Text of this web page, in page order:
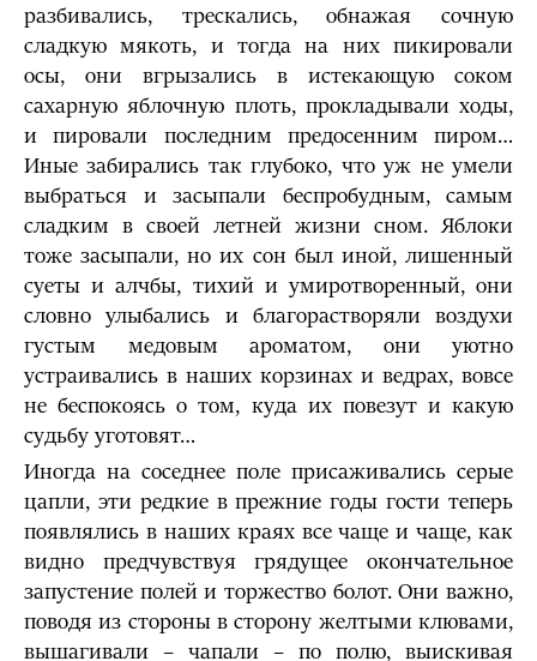
разбивались, трескались, обнажая сочную
сладкую мякоть, и тогда на них пикировали
осы, они вгрызались в истекающую соком
сахарную яблочную плоть, прокладывали ходы,
и пировали последним предосенним пиром…
Иные забирались так глубоко, что уж не умели
выбраться и засыпали беспробудным, самым
сладким в своей летней жизни сном. Яблоки
тоже засыпали, но их сон был иной, лишенный
суеты и алчбы, тихий и умиротворенный, они
словно улыбались и благорастворяли воздухи
густым медовым ароматом, они уютно
устраивались в наших корзинах и ведрах, вовсе
не беспокоясь о том, куда их повезут и какую
судьбу уготовят…
Иногда на соседнее поле присаживались серые
цапли, эти редкие в прежние годы гости теперь
появлялись в наших краях все чаще и чаще, как
видно предчувствуя грядущее окончательное
запустение полей и торжество болот. Они важно,
поводя из стороны в сторону желтыми клювами,
вышагивали – чапали – по полю, выискивая